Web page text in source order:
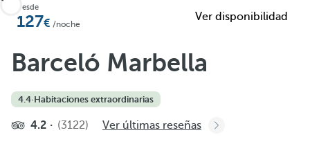
Añadir a favoritos
Ver más fotos y videos
Desde
127 /noche
Ver disponibilidad
Barceló Marbella
4.4·Habitaciones extraordinarias
4.2 (3122) Ver últimas reseñas